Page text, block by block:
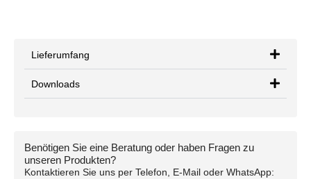
Lieferumfang
Downloads
Benötigen Sie eine Beratung oder haben Fragen zu
unseren Produkten?
Kontaktieren Sie uns per Telefon, E-Mail oder WhatsApp: